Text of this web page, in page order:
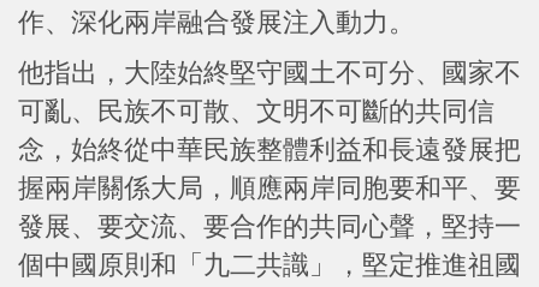
作、深化兩岸融合發展注入動力。
他指出，大陸始終堅守國土不可分、國家不
可亂、民族不可散、文明不可斷的共同信
念，始終從中華民族整體利益和長遠發展把
握兩岸關係大局，順應兩岸同胞要和平、要
發展、要交流、要合作的共同心聲，堅持一
個中國原則和「九二共識」，堅定推進祖國